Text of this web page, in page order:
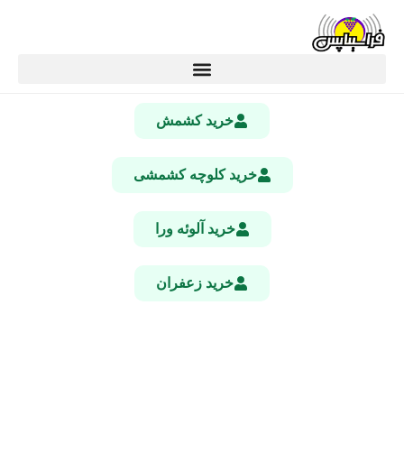
خرید کشمش
خرید کلوچه کشمشی
خرید آلوئه ورا
خرید زعفران